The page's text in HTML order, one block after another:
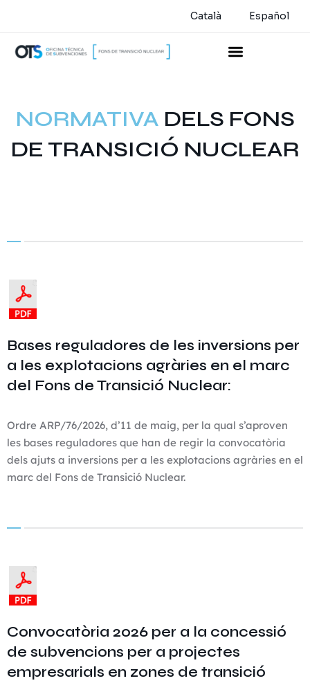
Català Español
NORMATIVA DELS FONS
DE TRANSICIÓ NUCLEAR
Bases reguladores de les inversions per
a les explotacions agràries en el marc
del Fons de Transició Nuclear:
Ordre ARP/76/2026, d’11 de maig, per la qual s’aproven
les bases reguladores que han de regir la convocatòria
dels ajuts a inversions per a les explotacions agràries en el
marc del Fons de Transició Nuclear.
Convocatòria 2026 per a la concessió
de subvencions per a projectes
empresarials en zones de transició